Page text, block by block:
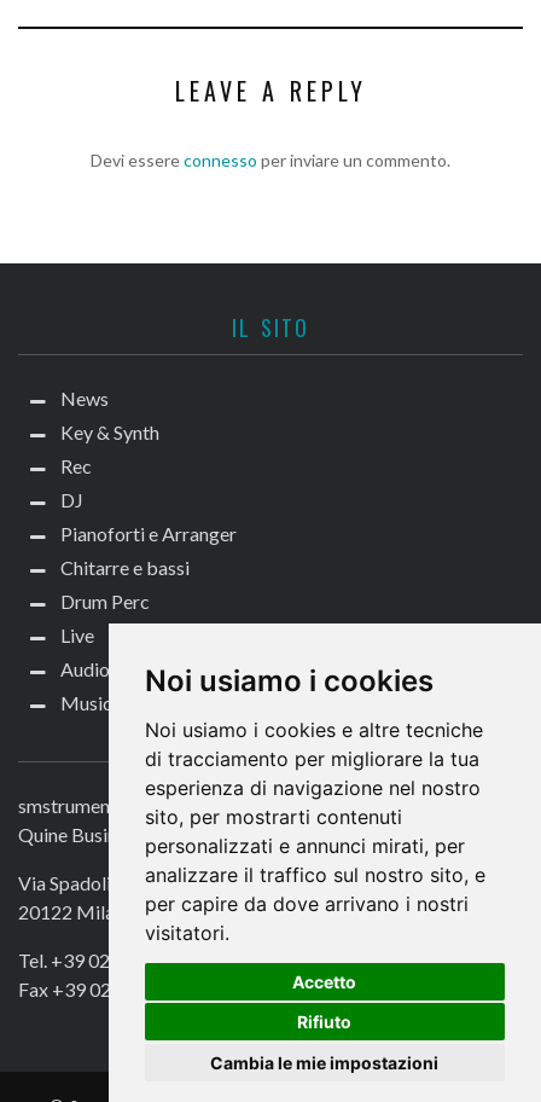
Noi usiamo i cookies
Noi usiamo i cookies e altre tecniche
di tracciamento per migliorare la tua
esperienza di navigazione nel nostro
sito, per mostrarti contenuti
personalizzati e annunci mirati, per
analizzare il traffico sul nostro sito, e
per capire da dove arrivano i nostri
visitatori.
Accetto
Rifiuto
Cambia le mie impostazioni
LEAVE A REPLY
Devi essereconnesso per inviare un commento.
IL SITO
News
Key & Synth
Rec
DJ
Pianoforti e Arranger
Chitarre e bassi
Drum Perc
Live
Audio per video
Music Life
CONTATTACI
smstrumentimusicali.it
Quine Business Publisher
Via Spadolini 7
20122 Milano
Tel. +39 02 49756990
Fax +39 02 72016740